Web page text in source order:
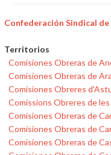
Confederación Sindical
Territorios
Comisiones Obreras de
Comisiones Obreras de
Comisiones Obreres
Comissions Obreres de
Comisiones Obreras de
Comisiones Obreras de
Comisiones Obreras de